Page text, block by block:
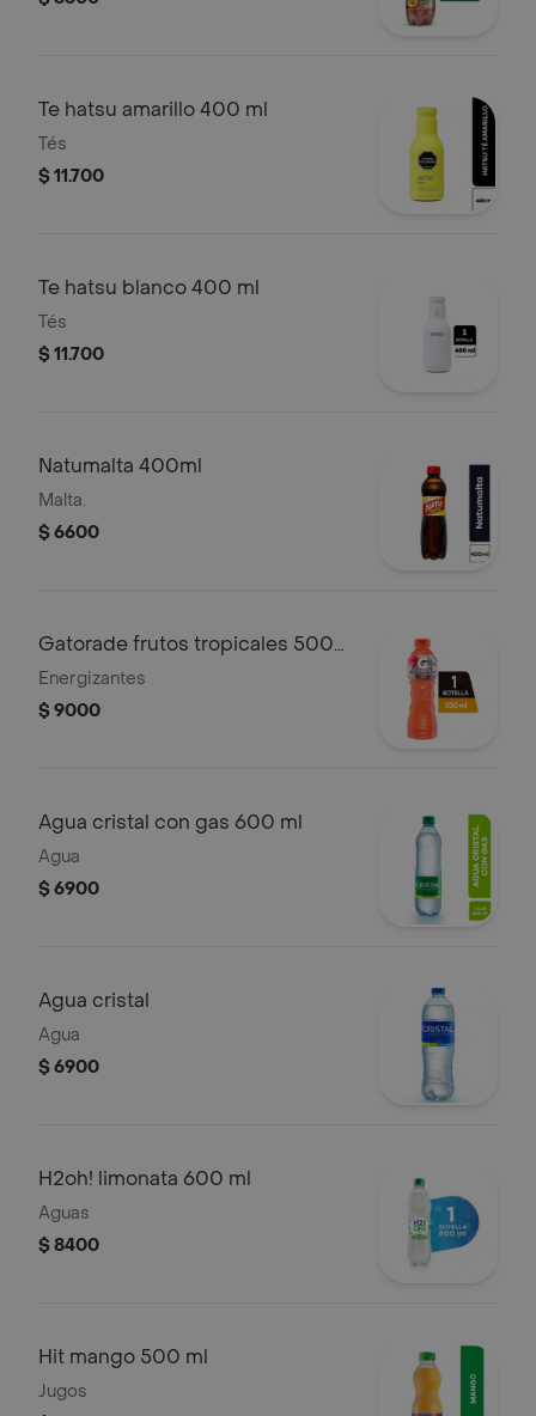
Te hatsu amarillo 400 ml
Tés
$ 11.700
Te hatsu blanco 400 ml
Tés
$ 11.700
Natumalta 400ml
Malta.
$ 6600
Gatorade frutos tropicales 500
ml
Energizantes
$ 9000
Agua cristal con gas 600 ml
Agua
$ 6900
Agua cristal
Agua
$ 6900
H2oh! limonata 600 ml
Aguas
$ 8400
Hit mango 500 ml
Jugos